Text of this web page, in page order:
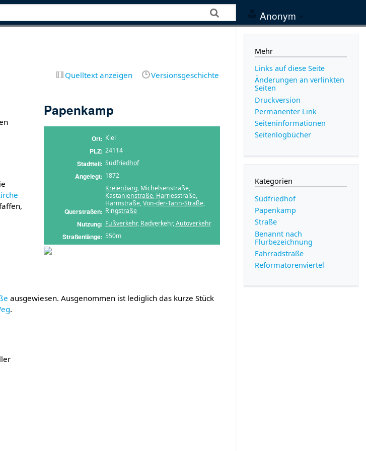
Anonym
Quelltext anzeigen Versionsgeschichte
Papenkamp
Ort Kiel
PLZ 24114
Stadtteil Südfriedhof
Angelegt 1872
Querstraßen
Kreienbarg, Michelsenstraße,
Kastanienstraße, Harriesstraße,
Harmstraße,Von-der-Tann-Straße,
Ringstraße
Nutzung Fußverkehr, Radverkehr,Autoverkehr
Straßenlänge 550m
ausgewiesen. Ausgenommen ist lediglich das kurze Stück
.
Mehr
Links auf diese Seite
Änderungen an verlinkten
Seiten
Druckversion
Permanenter Link
Seiten­­informationen
Seitenlogbücher
Kategorien
Südfriedhof
Papenkamp
Straße
Benannt nach
Flurbezeichnung
Fahrradstraße
Reformatorenviertel